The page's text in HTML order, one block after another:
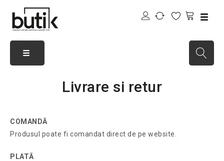
Livrare si retur
COMANDĂ
Produsul poate fi comandat direct de pe website.
PLATĂ